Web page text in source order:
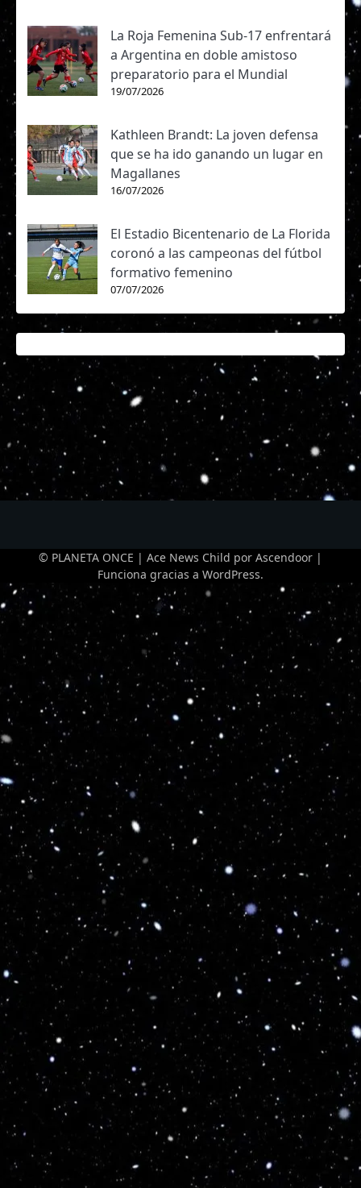
La Roja Femenina Sub-17 enfrentará
a Argentina en doble amistoso
preparatorio para el Mundial
19/07/2026
Kathleen Brandt: La joven defensa
que se ha ido ganando un lugar en
Magallanes
16/07/2026
El Estadio Bicentenario de La Florida
coronó a las campeonas del fútbol
formativo femenino
07/07/2026
© PLANETA ONCE | Ace News Child por Ascendoor |
Funciona gracias a WordPress.